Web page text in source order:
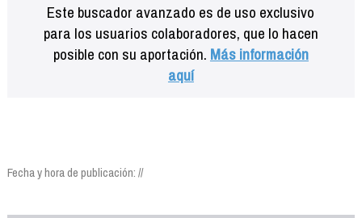
Este buscador avanzado es de uso exclusivo
para los usuarios colaboradores, que lo hacen
posible con su aportación. Más información
aquí
Fecha y hora de publicación: //